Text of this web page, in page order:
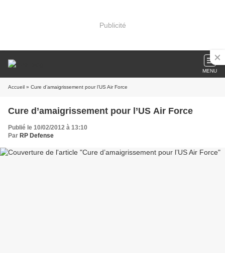
Publicité
MENU
Accueil » Cure d’amaigrissement pour l’US Air Force
Cure d’amaigrissement pour l’US Air Force
Publié le 10/02/2012 à 13:10
Par RP Defense